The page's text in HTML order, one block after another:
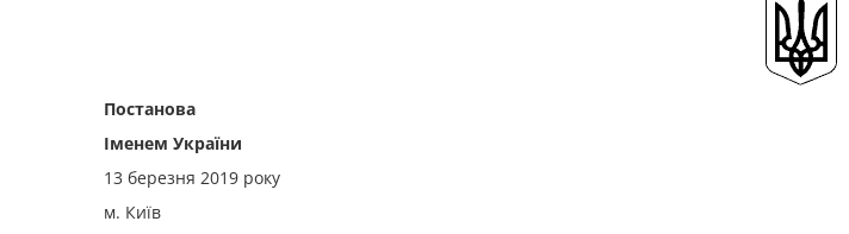
Постанова
Іменем України
13 березня 2019 року
м. Київ